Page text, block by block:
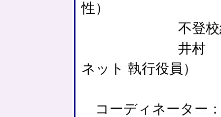
性）
不登校経験
井村 良英（
ネット 執行役員）
コーディネーター